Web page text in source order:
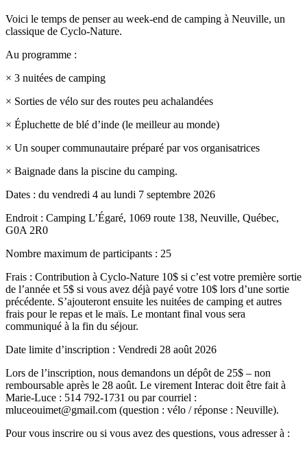
Voici le temps de penser au week-end de camping à Neuville, un
classique de Cyclo-Nature.
Au programme :
× 3 nuitées de camping
× Sorties de vélo sur des routes peu achalandées
× Épluchette de blé d’inde (le meilleur au monde)
× Un souper communautaire préparé par vos organisatrices
× Baignade dans la piscine du camping.
Dates : du vendredi 4 au lundi 7 septembre 2026
Endroit : Camping L’Égaré, 1069 route 138, Neuville, Québec,
G0A 2R0
Nombre maximum de participants : 25
Frais : Contribution à Cyclo-Nature 10$ si c’est votre première sortie
de l’année et 5$ si vous avez déjà payé votre 10$ lors d’une sortie
précédente. S’ajouteront ensuite les nuitées de camping et autres
frais pour le repas et le maïs. Le montant final vous sera
communiqué à la fin du séjour.
Date limite d’inscription : Vendredi 28 août 2026
Lors de l’inscription, nous demandons un dépôt de 25$ – non
remboursable après le 28 août. Le virement Interac doit être fait à
Marie-Luce : 514 792-1731 ou par courriel :
mluceouimet@gmail.com (question : vélo / réponse : Neuville).
Pour vous inscrire ou si vous avez des questions, vous adresser à :